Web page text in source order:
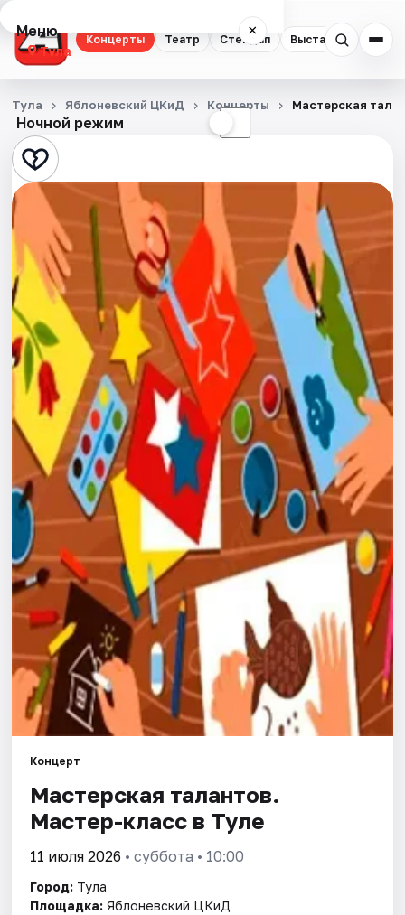
Концерты Театр Стендап Выставки
Меню ×
Тула
Концерты
Театр
Стендап
Выставки
Квесты
Экскурсии
Спорт
События
Города
Площадки
Артисты
Рейтинги
Ночной режим ☾
Тула Яблоневский ЦКиД Концерты Мастерская
Концерт
Мастерская талантов.
Мастер-класс в Туле
11 июля 2026 • суббота • 10:00
Город: Тула
Площадка: Яблоневский ЦКиД